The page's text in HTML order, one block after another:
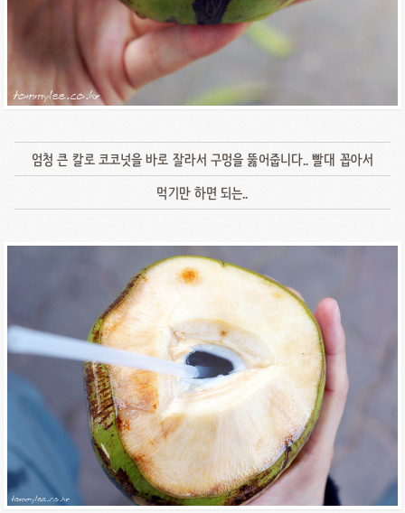
엄청 큰 칼로 코코넛을 바로 잘라서 구멍을 뚫어줍니다.. 빨대 꼽아서
먹기만 하면 되는..